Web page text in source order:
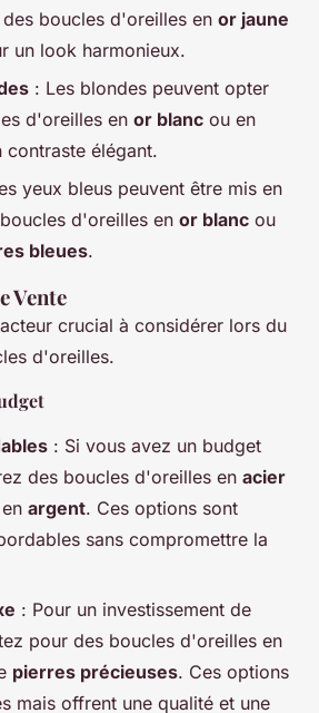
boucles d'oreilles en or jaune
un look harmonieux.
: Les blondes peuvent opter
d'oreilles en or blanc ou en
contraste élégant.
yeux bleus peuvent être mis en
d'oreilles en or blanc ou
bleues.
Vente
crucial à considérer lors du
d'oreilles.
: Si vous avez un budget
des boucles d'oreilles en acier
argent. Ces options sont
sans compromettre la
: Pour un investissement de
pour des boucles d'oreilles en
pierres précieuses. Ces options
mais offrent une qualité et une